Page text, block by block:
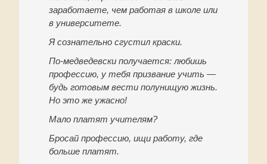
заработаете, чем работая в школе или
в университете.
Я сознательно сгустил краски.
По-медведевски получается: любишь
профессию, у тебя призвание учить —
будь готовым вести полунищую жизнь.
Но это же ужасно!
Мало платят учителям?
Бросай профессию, ищи работу, где
больше платят.